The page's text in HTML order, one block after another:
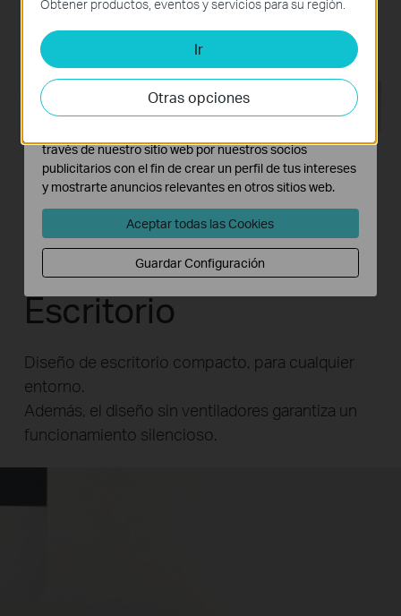
Diseño Sin
Ventiladores Para
Escritorio
Diseño de escritorio compacto, para cualquier
entorno.
Además, el diseño sin ventiladores garantiza un
funcionamiento silencioso.
Obtener productos, eventos y servicios para su región.
Ir
Otras opciones
del sitio web y no pueden desactivarse en tu sistema.
Cookies de Análisis y de Marketing
Las cookies de análisis nos permiten analizar tus
actividades en nuestro sitio web con el fin de mejorar y
adaptar la funcionalidad del mismo.
través de nuestro sitio web por nuestros socios
publicitarios con el fin de crear un perfil de tus intereses
y mostrarte anuncios relevantes en otros sitios web.
Aceptar todas las Cookies
Guardar Configuración